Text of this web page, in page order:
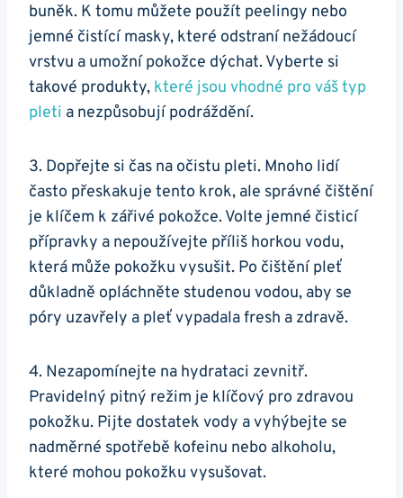
buněk.‍ K ‍tomu můžete použít peelingy nebo
⁤jemné čistící masky, které odstraní ⁢nežádoucí
⁣vrstvu a umožní pokožce dýchat. Vyberte si
takové produkty,​ které jsou ‍vhodné pro‍ váš typ⁢
pleti a nezpůsobují podráždění.
3. Dopřejte si čas na očistu pleti. Mnoho lidí
často přeskakuje tento ⁣krok, ale⁣ správné čištění
je klíčem k zářivé ⁤pokožce. Volte​ jemné čisticí
přípravky a nepoužívejte ⁣příliš ⁢horkou vodu,
která ⁣může pokožku vysušit. Po čištění pleť
důkladně opláchněte ⁤studenou vodou, aby se ​
póry uzavřely a pleť vypadala​ fresh a‌ zdravě.
4. Nezapomínejte na ‍hydrataci zevnitř.
Pravidelný pitný režim je klíčový pro zdravou
pokožku. Pijte⁤ dostatek ​vody a vyhýbejte ⁣se
⁤nadměrné spotřebě kofeinu nebo ⁢alkoholu,​
které mohou pokožku vysušovat.